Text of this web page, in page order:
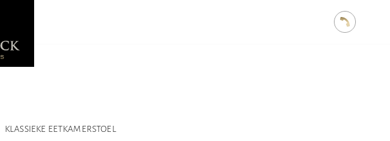
KLASSIEKE EETKAMERSTOEL